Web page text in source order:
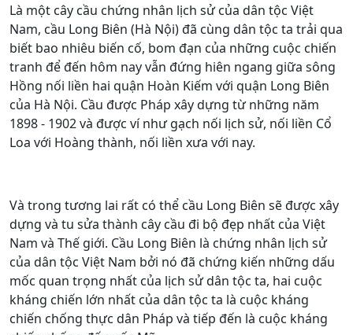
Là một cây cầu chứng nhân lịch sử của dân tộc Việt
Nam, cầu Long Biên (Hà Nội) đã cùng dân tộc ta trải qua
biết bao nhiêu biến cố, bom đạn của những cuộc chiến
tranh để đến hôm nay vẫn đứng hiên ngang giữa sông
Hồng nối liền hai quận Hoàn Kiếm với quận Long Biên
của Hà Nội. Cầu được Pháp xây dựng từ những năm
1898 - 1902 và được ví như gạch nối lịch sử, nối liền Cổ
Loa với Hoàng thành, nối liền xưa với nay.
Và trong tương lai rất có thể cầu Long Biên sẽ được xây
dựng và tu sửa thành cây cầu đi bộ đẹp nhất của Việt
Nam và Thế giới. Cầu Long Biên là chứng nhân lịch sử
của dân tộc Việt Nam bởi nó đã chứng kiến những dấu
mốc quan trọng nhất của lịch sử dân tộc ta, hai cuộc
kháng chiến lớn nhất của dân tộc ta là cuộc kháng
chiến chống thực dân Pháp và tiếp đến là cuộc kháng